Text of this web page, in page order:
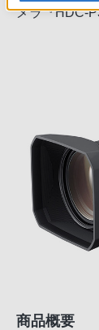
メラ『HDC-
商品概要